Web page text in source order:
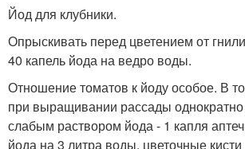
Йод для клубники.
Опрыскивать перед цветением от
40 капель йода на ведро воды.
Отношение томатов к йоду особое. В
при выращивании рассады однократно
слабым раствором йода - 1 капля
йода на 3 литра воды, цветочные